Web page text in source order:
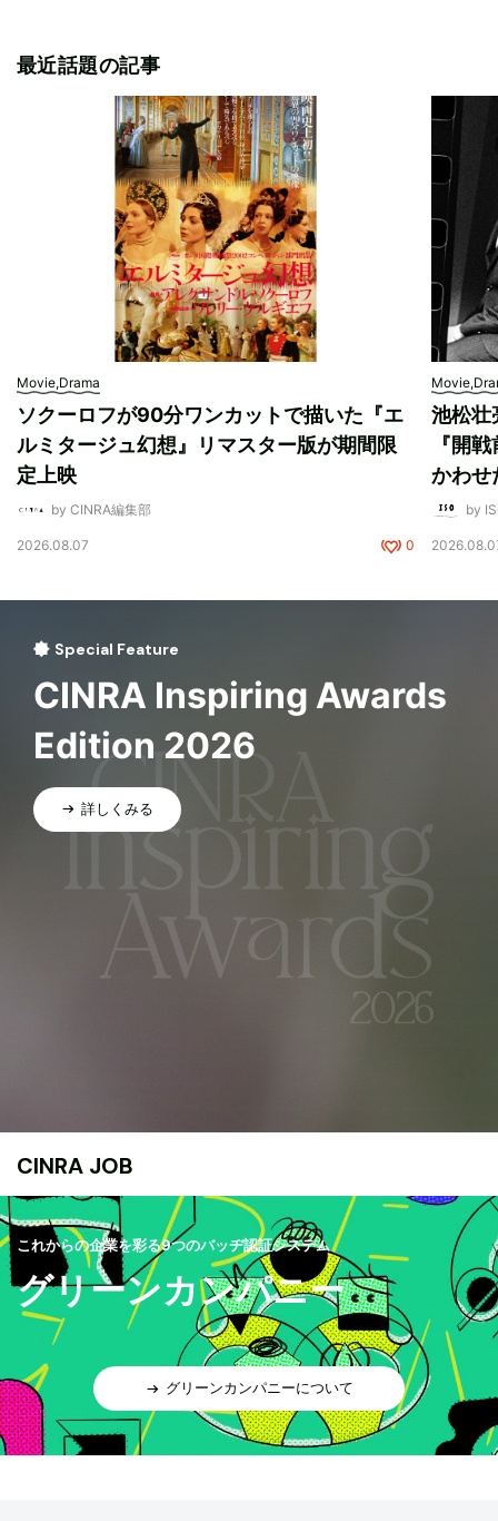
最近話題の記事
Movie,Drama
ソクーロフが90分ワンカットで描いた『エ
ルミタージュ幻想』リマスター版が期間限
定上映
by CINRA編集部
2026.08.07 0
池松壮
『開
かわせ
by
Special Feature
CINRA Inspiring Awards
Edition 2026
詳しくみる
CINRA JOB
これからの企業を彩る9つのバッヂ認証システム
グリーンカンパニー
グリーンカンパニーについて